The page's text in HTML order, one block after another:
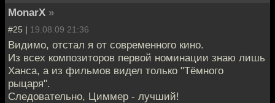
MonarX »
#25 | 19.08.09 21:36
Видимо, отстал я от современного кино.
Из всех композиторов первой номинации знаю лишь
Ханса, а из фильмов видел только "Тёмного
рыцаря".
Следовательно, Циммер - лучший!